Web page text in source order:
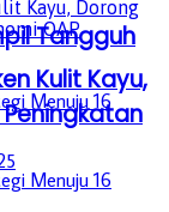
Tangguh
Kulit Kayu,